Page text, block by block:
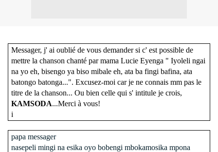
Messager, j' ai oublié de vous demander si c' est possible de
mettre la chanson chanté par mama Lucie Eyenga " Iyoleli ngai
na yo eh, bisengo ya biso mibale eh, ata ba fingi bafina, ata
batongo batonga...". Excusez-moi car je ne connais mm pas le
titre de la chanson... Ou bien celle qui s' intitule je crois,
KAMSODA...Merci à vous!
i
papa messager
nasepeli mingi na esika oyo bobengi mbokamosika mpona